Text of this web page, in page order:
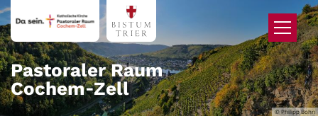
Zum Inhalt springen
© Philipp Bohn
Pastoraler Raum
Cochem‑Zell